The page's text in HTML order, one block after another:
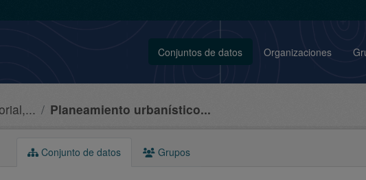
Conjuntos de datos Organizaciones
Planeamiento urbanístico...
Conjunto de datos Grupos